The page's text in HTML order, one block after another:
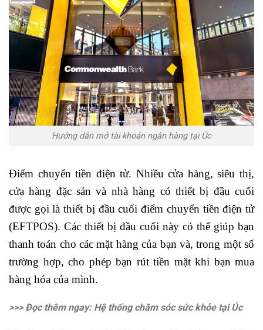
Hướng dẫn mở tài khoản ngân hàng tại Úc
Điểm chuyển tiền điện tử. Nhiều cửa hàng, siêu thị,
cửa hàng đặc sản và nhà hàng có thiết bị đầu cuối
được gọi là thiết bị đầu cuối điểm chuyển tiền điện tử
(EFTPOS). Các thiết bị đầu cuối này có thể giúp bạn
thanh toán cho các mặt hàng của bạn và, trong một số
trường hợp, cho phép bạn rút tiền mặt khi bạn mua
hàng hóa của mình.
>>> Đọc thêm ngay: Hệ thống chăm sóc sức khỏe tại Úc